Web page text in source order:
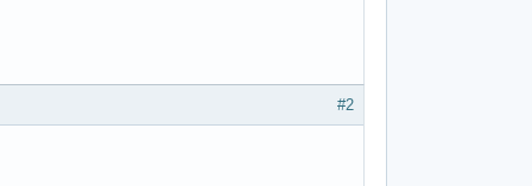
#2